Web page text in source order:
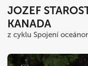
JOZEF
KANADA
z cyklu Spojení